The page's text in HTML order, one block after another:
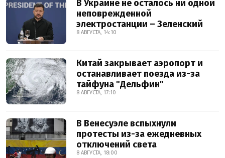
В Украине не осталось ни одной
неповрежденной
электростанции – Зеленский
8 АВГУСТА, 14:10
Китай закрывает аэропорт и
останавливает поезда из-за
тайфуна "Дельфин"
8 АВГУСТА, 17:10
В Венесуэле вспыхнули
протесты из-за ежедневных
отключений света
8 АВГУСТА, 18:00